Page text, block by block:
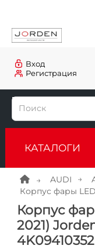
Регистрация
Вход
КАТАЛОГИ
AUDI
Корпус фары
Корпус
2021)
4K09410352